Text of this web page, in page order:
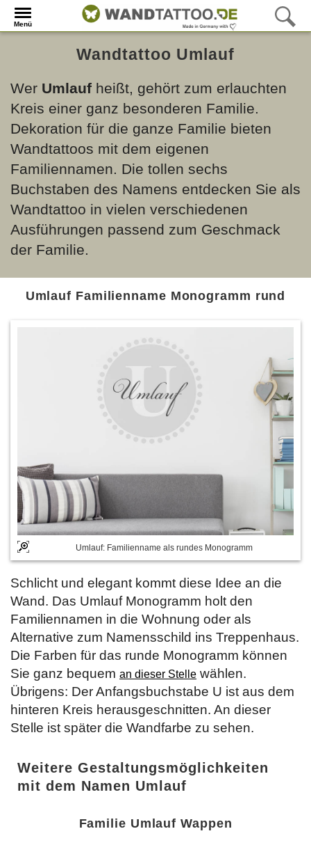
Menü
Wandtattoo Umlauf
Wer Umlauf heißt, gehört zum erlauchten
Kreis einer ganz besonderen Familie.
Dekoration für die ganze Familie bieten
Wandtattoos mit dem eigenen
Familiennamen. Die tollen sechs
Buchstaben des Namens entdecken Sie als
Wandtattoo in vielen verschiedenen
Ausführungen passend zum Geschmack
der Familie.
Umlauf Familienname Monogramm rund
Umlauf: Familienname als rundes Monogramm
Schlicht und elegant kommt diese Idee an die
Wand. Das Umlauf Monogramm holt den
Familiennamen in die Wohnung oder als
Alternative zum Namensschild ins Treppenhaus.
Die Farben für das runde Monogramm können
Sie ganz bequem an dieser Stelle wählen.
Übrigens: Der Anfangsbuchstabe U ist aus dem
hinteren Kreis herausgeschnitten. An dieser
Stelle ist später die Wandfarbe zu sehen.
Weitere Gestaltungsmöglichkeiten
mit dem Namen Umlauf
Familie Umlauf Wappen